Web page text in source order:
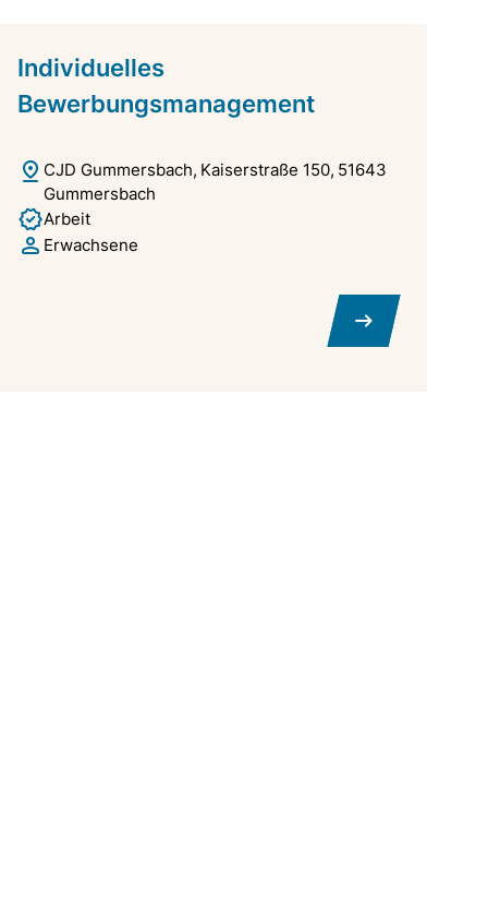
Individuelles
Bewerbungsmanagement
CJD Gummersbach Kaiserstraße 150 51643
Gummersbach
Arbeit
Erwachsene